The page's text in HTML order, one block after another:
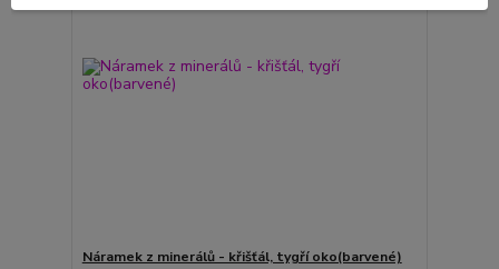
Náramek z minerálů - křišťál, tygří oko(barvené)